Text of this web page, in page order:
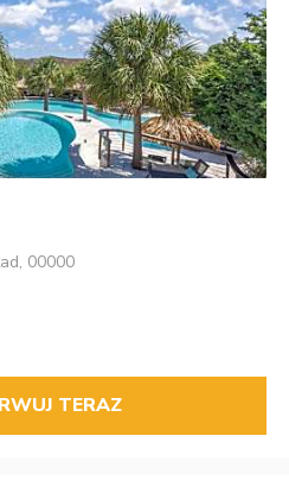
00000
TERAZ